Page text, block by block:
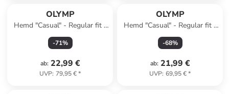
OLYMP
Hemd "Casual" - Regular fit -
in Dunkelblau
-71%
ab: 22,99 €
UVP: 79,95 €*
OLYMP
Hemd "Casual" - Regular fit -
in Olivgrün
-68%
ab: 21,99 €
UVP: 69,95 €*